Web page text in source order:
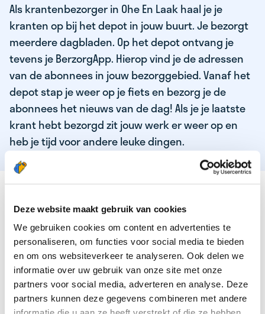
Deze website maakt gebruik van cookies
We gebruiken cookies om content en advertenties te
personaliseren, om functies voor social media te bieden
en om ons websiteverkeer te analyseren. Ook delen we
informatie over uw gebruik van onze site met onze
partners voor social media, adverteren en analyse. Deze
partners kunnen deze gegevens combineren met andere
Als krantenbezorger in Ohe En Laak haal je je
kranten op bij het depot in jouw buurt. Je bezorgt
meerdere dagbladen. Op het depot ontvang je
tevens je BerzorgApp. Hierop vind je de adressen
van de abonnees in jouw bezorggebied. Vanaf het
depot stap je weer op je fiets en bezorg je de
abonnees het nieuws van de dag! Als je je laatste
krant hebt bezorgd zit jouw werk er weer op en
heb je tijd voor andere leuke dingen.
DEZE KWALITEITEN HEEFT ONZE TOP
KRANTENBEZORGER
Je bent verantwoordelijk en zelfstandig
Je houdt van lekker bewegen in de frisse lucht
Je houdt vooral van fijn werk dat lekker bijverdient!
Je wordt blij van het bezorgen van het laatste nieuws